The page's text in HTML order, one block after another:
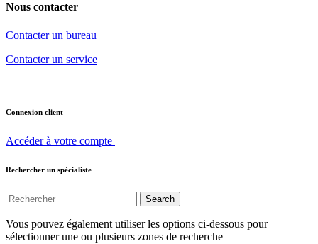
Nous contacter
Contacter un bureau
Contacter un service
Connexion client
Accéder à votre compte
Rechercher un spécialiste
Vous pouvez également utiliser les options ci-dessous pour
sélectionner une ou plusieurs zones de recherche